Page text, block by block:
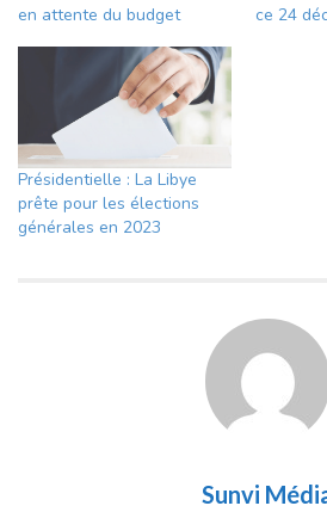
en attente du budget
ce 24
Présidentielle : La Libye
prête pour les élections
générales en 2023
Sunvi